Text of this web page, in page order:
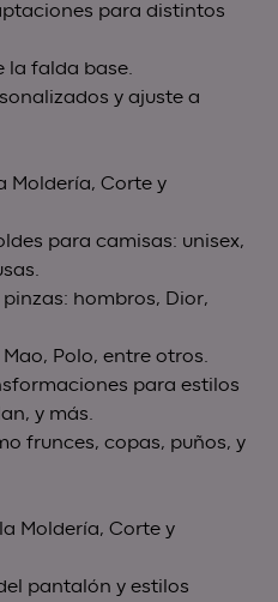
para distintos
la falda base.
y ajuste a
Moldería, Corte y
para camisas: unisex,
hombros, Dior,
Polo, entre otros.
para estilos
y más.
frunces, copas, puños, y
Moldería, Corte y
pantalón y estilos